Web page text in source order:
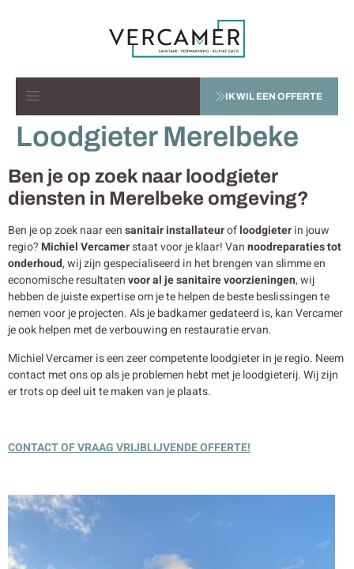
IK WIL EEN OFFERTE
Loodgieter Merelbeke
Ben je op zoek naar loodgieter
diensten in Merelbeke omgeving?
Ben je op zoek naar eensanitair installateurofloodgieterin jouw
regio? Michiel Vercamerstaat voor je klaar! Vannoodreparaties tot
onderhoud, wij zijn gespecialiseerd in het brengen van slimme en
economische resultatenvoor al je sanitaire voorzieningen, wij
hebben de juiste expertise om je te helpen de beste beslissingen te
nemen voor je projecten. Als je badkamer gedateerd is, kan Vercamer
je ook helpen met de verbouwing en restauratie ervan.
Michiel Vercamer is een zeer competente loodgieter in je regio. Neem
contact met ons op als je problemen hebt met je loodgieterij. Wij zijn
er trots op deel uit te maken van je plaats.
CONTACT OF VRAAG VRIJBLIJVENDE OFFERTE!